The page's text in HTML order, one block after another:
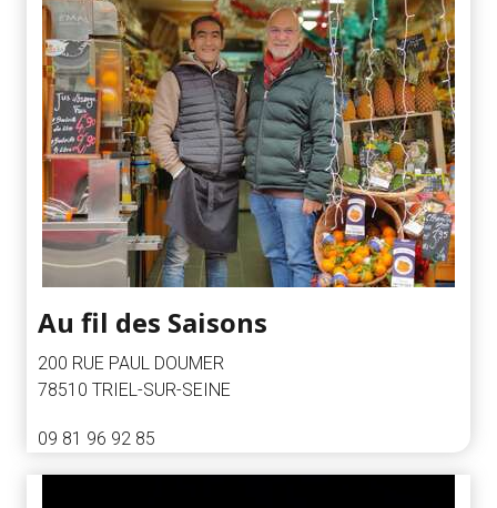
Au fil des Saisons
200 RUE PAUL DOUMER
78510 TRIEL-SUR-SEINE
09 81 96 92 85